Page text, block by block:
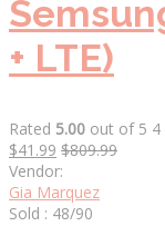
+ LTE)
Rated 5.00 out of 5 4
$41.99 $809.99
Vendor:
Gia Marquez
Sold : 48/90